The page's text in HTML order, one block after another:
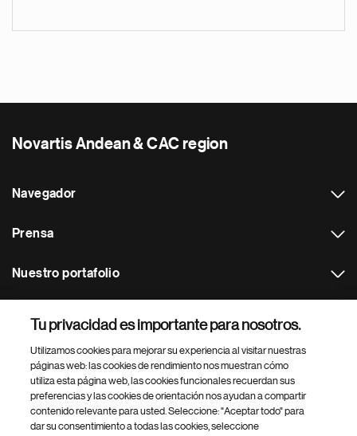
Novartis Andean & CAC region
Navegador
Prensa
Nuestro portafolio
Footer Site Search
Tu privacidad es importante para nosotros.
Utilizamos cookies para mejorar su experiencia al visitar nuestras
páginas web: las cookies de rendimiento nos muestran cómo
utiliza esta página web, las cookies funcionales recuerdan sus
preferencias y las cookies de orientación nos ayudan a compartir
contenido relevante para usted. Seleccione: "Aceptar todo" para
dar su consentimiento a todas las cookies, seleccione